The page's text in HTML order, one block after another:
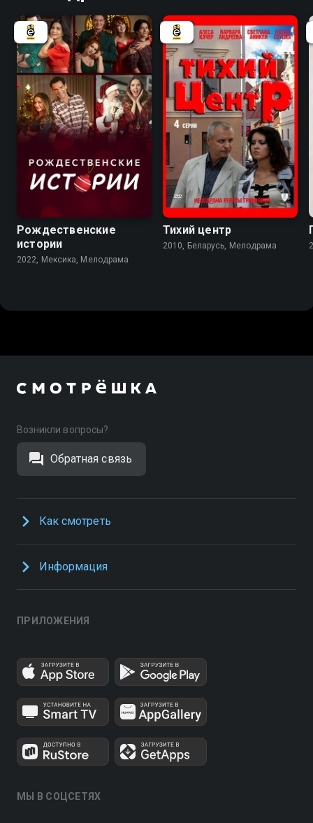
Рождественские
истории
2022, Мексика, Мелодрама
6.0
Тихий центр
2010, Беларусь, Мелодрама
Возникли вопросы?
Обратная связь
Как смотреть
Информация
ПРИЛОЖЕНИЯ
МЫ В СОЦСЕТЯХ